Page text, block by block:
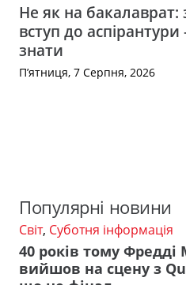
Не як на бакалаврат:
вступ до
знати
П’ятниця, 7 Серпня, 2026
Популярні новини
Світ, Суботня інформація
40 років тому Фредді
вийшов на сцену з